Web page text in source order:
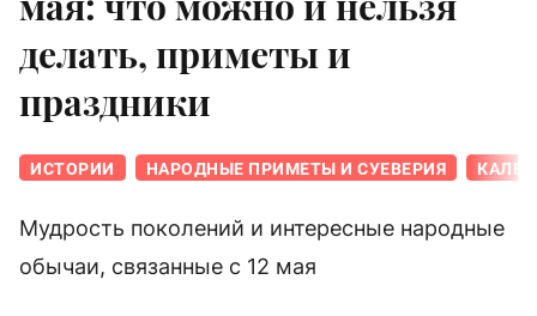
делать, приметы и
праздники
ИСТОРИИ НАРОДНЫЕ ПРИМЕТЫ И СУЕВЕРИЯ
Мудрость поколений и интересные народные
обычаи, связанные с 12 мая